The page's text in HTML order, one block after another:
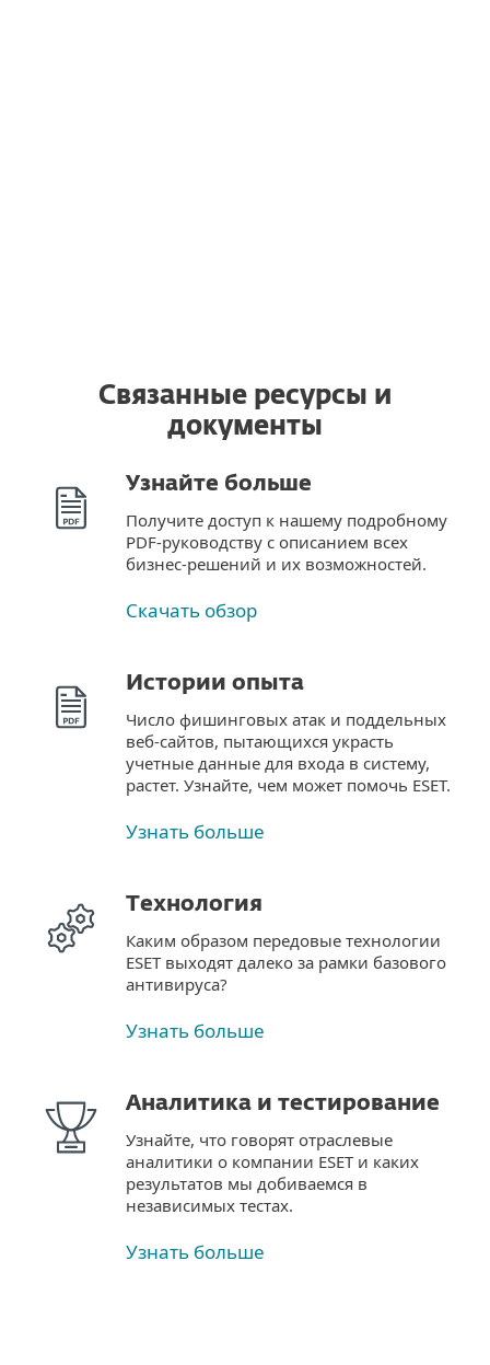
Связанные ресурсы и
документы
Узнайте больше
Получите доступ к нашему подробному
PDF-руководству с описанием всех
бизнес-решений и их возможностей.
Скачать обзор
Истории опыта
Число фишинговых атак и поддельных
веб-сайтов, пытающихся украсть
учетные данные для входа в систему,
растет. Узнайте, чем может помочь ESET.
Узнать больше
Технология
Каким образом передовые технологии
ESET выходят далеко за рамки базового
антивируса?
Узнать больше
Аналитика и тестирование
Узнайте, что говорят отраслевые
аналитики о компании ESET и каких
результатов мы добиваемся в
независимых тестах.
Узнать больше